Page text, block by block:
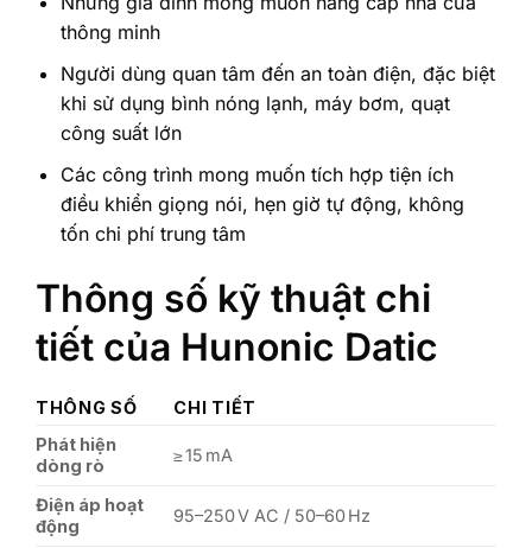
thông minh
Người dùng quan tâm đến an toàn điện, đặc biệt
khi sử dụng bình nóng lạnh, máy bơm, quạt
công suất lớn
Các công trình mong muốn tích hợp tiện ích
điều khiển giọng nói, hẹn giờ tự động, không
tốn chi phí trung tâm
Thông số kỹ thuật chi
tiết của Hunonic Datic
THÔNG SỐ
CHI TIẾT
Phát hiện
dòng rò
≥ 15 mA
Điện áp hoạt
động
95–250 V AC / 50–60 Hz